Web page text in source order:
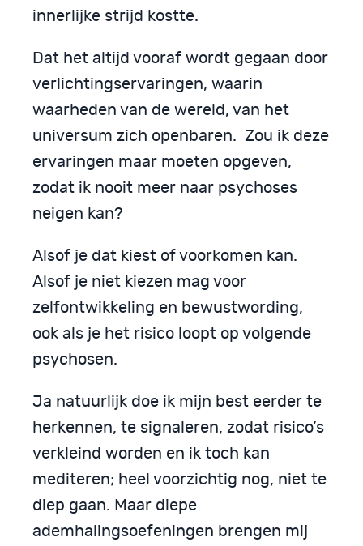
innerlijke strijd kostte.
Dat het altijd vooraf wordt gegaan door
verlichtingservaringen, waarin
waarheden van de wereld, van het
universum zich openbaren. Zou ik deze
ervaringen maar moeten opgeven,
zodat ik nooit meer naar psychoses
neigen kan?
Alsof je dat kiest of voorkomen kan.
Alsof je niet kiezen mag voor
zelfontwikkeling en bewustwording,
ook als je het risico loopt op volgende
psychosen.
Ja natuurlijk doe ik mijn best eerder te
herkennen, te signaleren, zodat risico’s
verkleind worden en ik toch kan
mediteren; heel voorzichtig nog, niet te
diep gaan. Maar diepe
ademhalingsoefeningen brengen mij